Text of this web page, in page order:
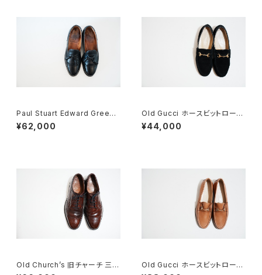
Paul Stuart Edward Green
製 タッセルブローグ 7D
¥62,000
Old Gucci ホースビットローフ
ァー 6.5B スエードBK
¥44,000
Old Church’s 旧チャーチ 三都
Old Gucci ホースビットローフ